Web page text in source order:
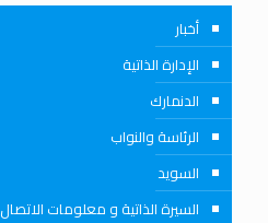
أخبار
الإدارة الذاتية
الدنمارك
الرئاسة والنواب
السويد
السيرة الذاتية و معلومات الاتصال